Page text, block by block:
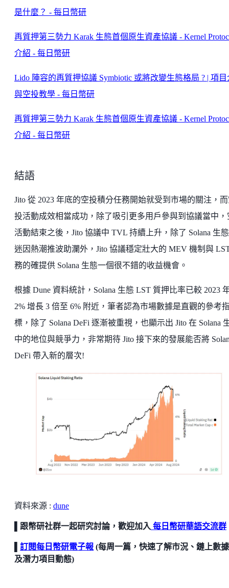
是什麼？ - 每日幣研
再質押第三勢力 Karak 生態首個原生資產協議 - Kernel
介紹 - 每日幣研
Lido 陣容的再質押協議 Symbiotic 或將改變生態格局 ? | 項目
與空投教學 - 每日幣研
再質押第三勢力 Karak 生態首個原生資產協議 - Kernel
介紹 - 每日幣研
結語
Jito 從 2023 年底的空投積分任務開始就受到市場的關注，
投活動成效相當成功，除了吸引更多用戶參與到協議當中，
活動結束之後，Jito 協議中 TVL 持續上升，除了 Solana 生
迷因熱潮推波助瀾外，Jito 協議穩定壯大的 MEV 機制與
務的確提供 Solana 生態一個很不錯的收益機會。
根據 Dune 資料統計，Solana 生態 LST 質押比率已較 2023
2% 增長 3 倍至 6% 附近，筆者認為市場數據是直觀的參考
標，除了 Solana DeFi 逐漸被重視，也顯示出 Jito 在 Solana
中的地位與競爭力，非常期待 Jito 接下來的發展能否將
DeFi 帶入新的層次!
資料來源 : dune
▌跟幣研社群一起研究討論，歡迎加入 每日幣研華語交流群
訂閱每日幣研電子報 (每周一篇，快速了解市況、鏈上數
及潛力項目動態)